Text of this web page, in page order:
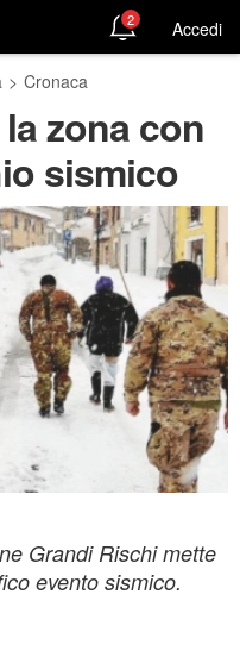
2 Accedi
> Cronaca
zona con
sismico
Grandi Rischi mette
evento sismico.